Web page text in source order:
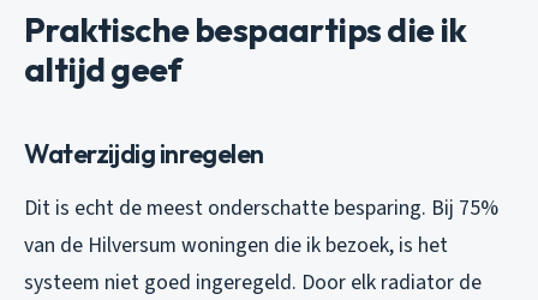
Praktische bespaartips die ik
altijd geef
Waterzijdig inregelen
Dit is echt de meest onderschatte besparing. Bij 75%
van de Hilversum woningen die ik bezoek, is het
systeem niet goed ingeregeld. Door elk radiator de